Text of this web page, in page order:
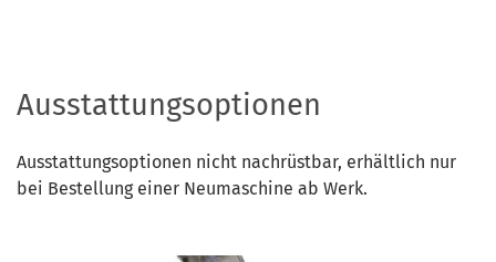
Ausstattungsoptionen
Ausstattungsoptionen nicht nachrüstbar, erhältlich nur
bei Bestellung einer Neumaschine ab Werk.